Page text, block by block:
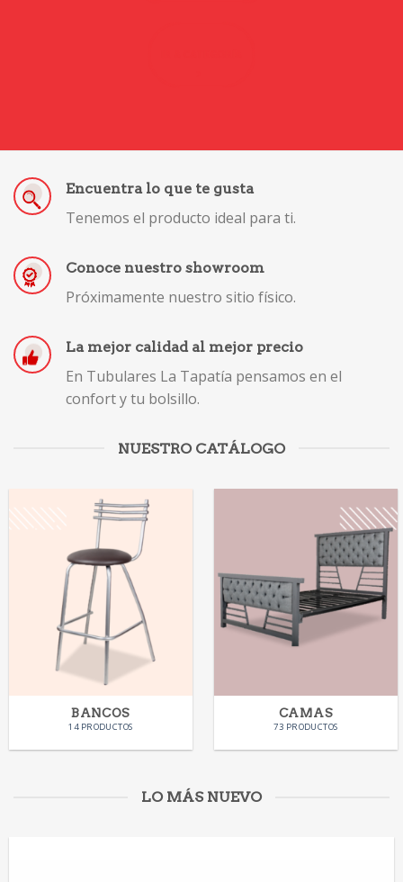
Encuentra lo que te gusta
Tenemos el producto ideal para ti.
Conoce nuestro showroom
Próximamente nuestro sitio físico.
La mejor calidad al mejor precio
En Tubulares La Tapatía pensamos en el
confort y tu bolsillo.
NUESTRO CATÁLOGO
BANCOS
14 PRODUCTOS
CAMAS
73 PRODUCTOS
LO MÁS NUEVO